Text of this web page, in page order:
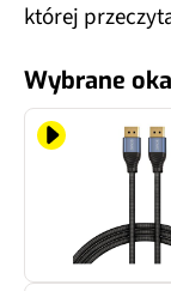
której
Wybrane